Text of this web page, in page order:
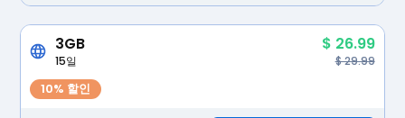
3GB $ 26.99
15일 $ 29.99
10% 할인